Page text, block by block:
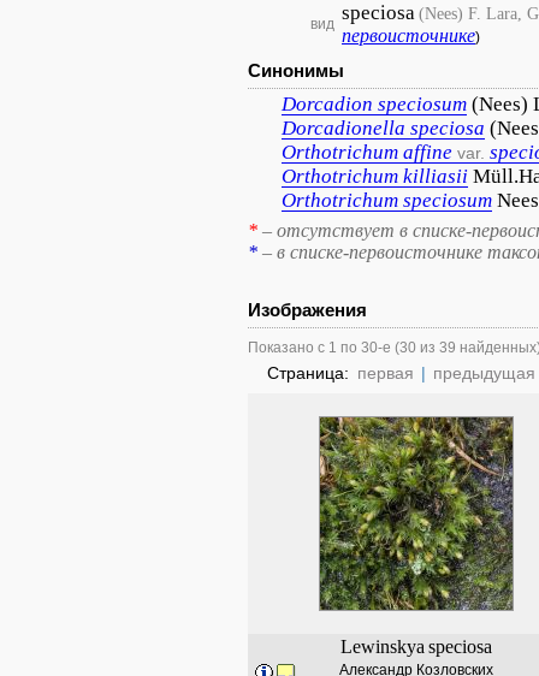
вид speciosa(Nees) F. Lara,
первоисточнике)
Синонимы
Dorcadion speciosum (Nees)
Dorcadionella speciosa
Orthotrichum affine var.
Orthotrichum killiasii
Orthotrichum speciosum Nees
* – отсутствует в списке-
* – в списке-первоисточнике
Изображения
Показано с 1 по 30-е (30 из 39
Страница: первая | предыдущая
Lewinskya speciosa
Александр Козловских